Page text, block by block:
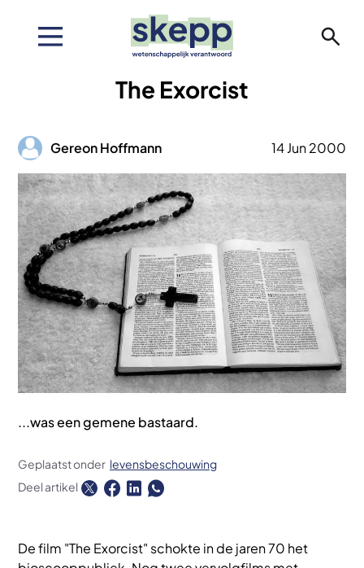
The Exorcist
Afbeelding
Gereon Hoffmann 14 Jun 2000
Afbeelding
...was een gemene bastaard.
Geplaatst onder levensbeschouwing
Deel artikel
De film "The Exorcist" schokte in de jaren 70 het